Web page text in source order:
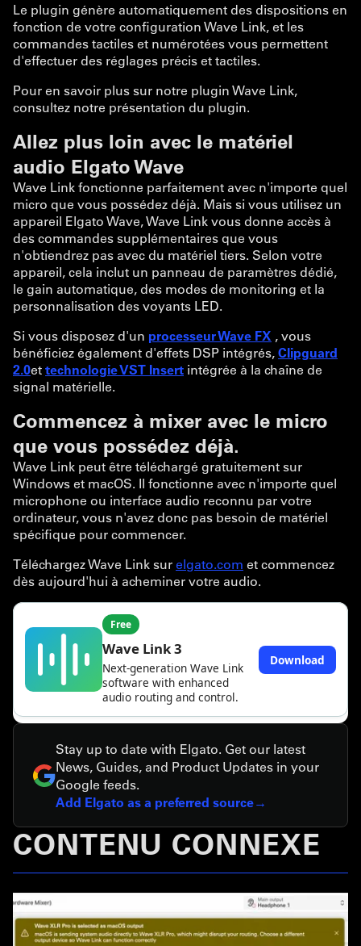
Le plugin génère automatiquement des dispositions en
fonction de votre configuration Wave Link, et les
commandes tactiles et numérotées vous permettent
d'effectuer des réglages précis et tactiles.
Pour en savoir plus sur notre plugin Wave Link,
consultez notre présentation du plugin.
Allez plus loin avec le matériel
audio Elgato Wave
Wave Link fonctionne parfaitement avec n'importe quel
micro que vous possédez déjà. Mais si vous utilisez un
appareil Elgato Wave, Wave Link vous donne accès à
des commandes supplémentaires que vous
n'obtiendrez pas avec du matériel tiers. Selon votre
appareil, cela inclut un panneau de paramètres dédié,
le gain automatique, des modes de monitoring et la
personnalisation des voyants LED.
Si vous disposez d'un processeur Wave FX , vous
bénéficiez également d'effets DSP intégrés,Clipguard
2.0ettechnologie VST Insert intégrée à la chaîne de
signal matérielle.
Commencez à mixer avec le micro
que vous possédez déjà.
Wave Link peut être téléchargé gratuitement sur
Windows et macOS. Il fonctionne avec n'importe quel
microphone ou interface audio reconnu par votre
ordinateur, vous n'avez donc pas besoin de matériel
spécifique pour commencer.
Téléchargez Wave Link surelgato.com et commencez
dès aujourd'hui à acheminer votre audio.
Stay up to date with Elgato. Get our latest
News, Guides, and Product Updates in your
Google feeds.
Add Elgato as a preferred source
CONTENU CONNEXE